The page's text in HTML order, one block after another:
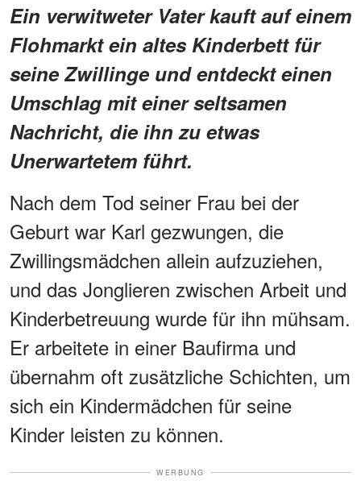
Ein verwitweter Vater kauft auf einem
Flohmarkt ein altes Kinderbett für
seine Zwillinge und entdeckt einen
Umschlag mit einer seltsamen
Nachricht, die ihn zu etwas
Unerwartetem führt.
Nach dem Tod seiner Frau bei der
Geburt war Karl gezwungen, die
Zwillingsmädchen allein aufzuziehen,
und das Jonglieren zwischen Arbeit und
Kinderbetreuung wurde für ihn mühsam.
Er arbeitete in einer Baufirma und
übernahm oft zusätzliche Schichten, um
sich ein Kindermädchen für seine
Kinder leisten zu können.
WERBUNG